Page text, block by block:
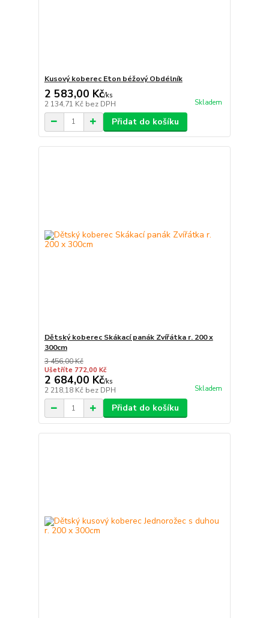
Kusový koberec Eton béžový Obdélník
2 583,00 Kč/ks
2 134,71 Kč bez DPH Skladem
Přidat do košíku
Dětský koberec Skákací panák Zvířátka r. 200 x
300cm
3 456,00 Kč
Ušetříte 772,00 Kč
2 684,00 Kč/ks
2 218,18 Kč bez DPH Skladem
Přidat do košíku